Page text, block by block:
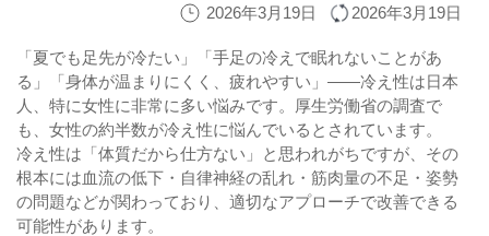
2026年3月19日 2026年3月19日
「夏でも足先が冷たい」「手足の冷えで眠れないことがあ
る」「身体が温まりにくく、疲れやすい」——冷え性は日本
人、特に女性に非常に多い悩みです。厚生労働省の調査で
も、女性の約半数が冷え性に悩んでいるとされています。
冷え性は「体質だから仕方ない」と思われがちですが、その
根本には血流の低下・自律神経の乱れ・筋肉量の不足・姿勢
の問題などが関わっており、適切なアプローチで改善できる
可能性があります。